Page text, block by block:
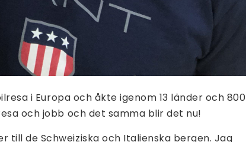
i Europa och åkte igenom 13 länder och 800
och jobb och det samma blir det nu!
till de Schweiziska och Italienska bergen. Jag